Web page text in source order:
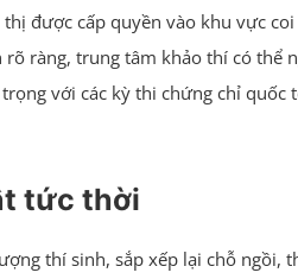
được cấp quyền vào khu vực
ràng, trung tâm khảo thí có thể
với các kỳ thi chứng chỉ quốc
tức thời
thí sinh, sắp xếp lại chỗ ngồi,